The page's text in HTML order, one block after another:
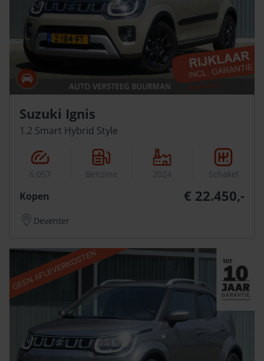
Suzuki Ignis
1.2 Smart Hybrid Style
6.057 Benzine 2024 Schakel
Kopen € 22.450,-
Deventer